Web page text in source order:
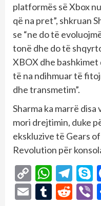
platformës së Xbox
që na pret”, shkruan
se “ne do të
tonë dhe do të
XBOX dhe
të na ndihmuar të
dhe transmetim”.
Sharma ka marrë
mori drejtimin, duke
ekskluzive të Gears
Revolution për
Copy
Link
Email